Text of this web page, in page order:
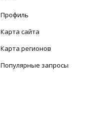
Профиль
Карта сайта
Карта регионов
Популярные запросы